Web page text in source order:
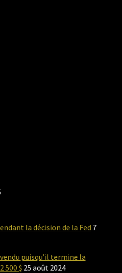
la décision de la Fed 7
puisqu’il termine la
500 $ 25 août 2024